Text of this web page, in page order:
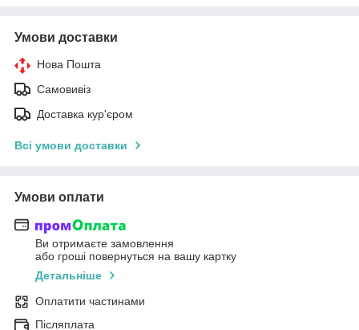
Умови доставки
Нова Пошта
Самовивіз
Доставка кур'єром
Всі умови доставки
Умови оплати
Ви отримаєте замовлення
або гроші повернуться на вашу картку
Детальніше
Оплатити частинами
Післяплата